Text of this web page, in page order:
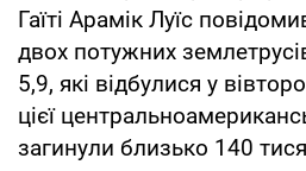
Гаїті Арамік Луїс
двох потужних
5,9, які відбулися у
цієї
загинули близько 140